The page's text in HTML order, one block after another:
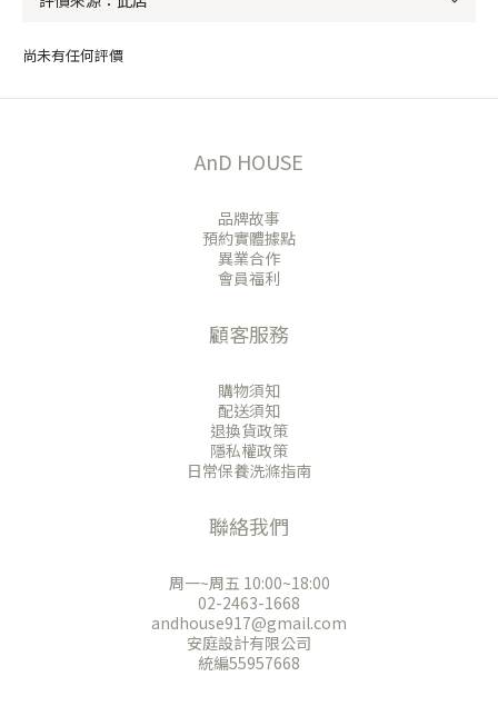
尚未有任何評價
AnD HOUSE
品牌故事
預約實體據點
異業合作
會員福利
顧客服務
購物須知
配送須知
退換貨政策
隱私權政策
日常保養洗滌指南
聯絡我們
周一~周五 10:00~18:00
02-2463-1668
andhouse917@gmail.com
安庭設計有限公司
統編55957668